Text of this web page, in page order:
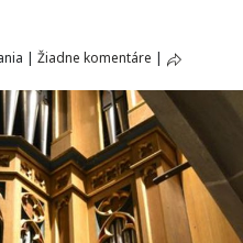
| Žiadne komentáre |